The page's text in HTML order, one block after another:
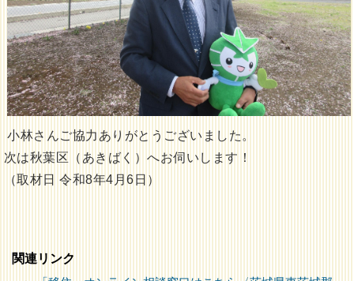
小林さんご協力ありがとうございました。
次は秋葉区（あきばく）へお伺いします！
（取材日 令和8年4月6日）
関連リンク